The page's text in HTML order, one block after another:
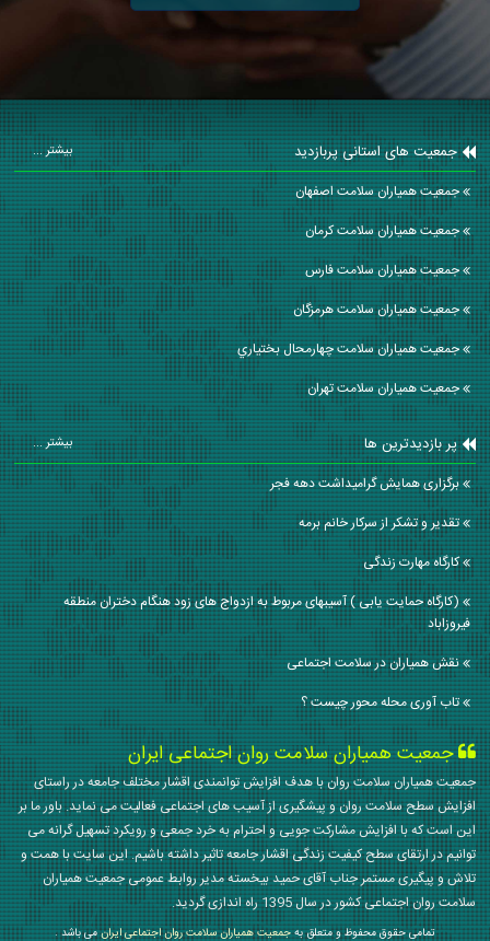
جمعیت های استانی پربازدید بیشتر ...
جمعیت همیاران سلامت اصفهان
جمعیت همیاران سلامت كرمان
جمعیت همیاران سلامت فارس
جمعیت همیاران سلامت هرمزگان
جمعیت همیاران سلامت چهارمحال بختياري
جمعیت همیاران سلامت تهران
پر بازدیدترین ها بیشتر ...
برگزاری همایش گرامیداشت دهه فجر
تقدیر و تشکر از سرکار خانم برمه
کارگاه مهارت زندگی
(کارگاه حمایت یابی ) آسیبهای مربوط به ازدواج های زود هنگام دختران منطقه
فیروزاباد
نقش همیاران در سلامت اجتماعی
تاب آوری محله محور چیست ؟
جمعیت همیاران سلامت روان اجتماعی ایران
جمعیت همیاران سلامت روان با هدف افزایش توانمندی اقشار مختلف جامعه در راستای
افزایش سطح سلامت روان و پیشگیری از آسیب های اجتماعی فعالیت می نماید. باور ما بر
این است که با افزایش مشارکت جویی و احترام به خرد جمعی و رویکرد تسهیل گرانه می
توانیم در ارتقای سطح کیفیت زندگی اقشار جامعه تاثیر داشته باشیم. این سایت با همت و
تلاش و پیگیری مستمر جناب آقای حمید بیخسته مدیر روابط عمومی جمعیت همیاران
سلامت روان اجتماعی کشور در سال 1395 راه اندازی گردید.
تمامی حقوق محفوظ و متعلق بهجمعیت همیاران سلامت روان اجتماعی ایرانمی باشد .